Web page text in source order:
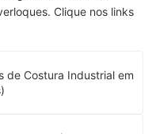
Clique nos links
de Costura Industrial em